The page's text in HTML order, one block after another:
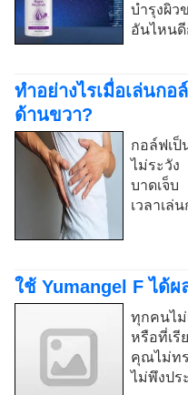
บำรุงผิว
อันไหน
ทำอย่างไรเมื่อเล่นก
ด้านขวา?
กอล์ฟเ
ไม่ระวัง
บาดเจ็บ
เวลาเล่
ใช้ Yumangel F ได้ผ
ทุกคนไ
หรือที่เรี
คุณไม่ท
ไม่พึงปร